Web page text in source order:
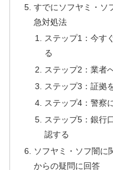
すでにソフヤミ・ソ
急対処法
ステップ1：今す
る
ステップ2：業者
ステップ3：証拠
ステップ4：警察
ステップ5：銀行
認する
ソフヤミ・ソフ闇に
からの疑問に回答